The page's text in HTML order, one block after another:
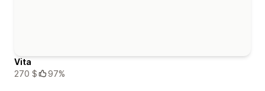
Vita
270 $
97%